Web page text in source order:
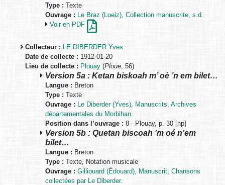
Type : Texte
Ouvrage :
Le Braz (Loeiz), Collection manuscrite, s.d.
Voir en PDF
Collecteur :
LE DIBERDER Yves
Date de collecte : 1912-01-20
Lieu de collecte : Plouay (Ploue , 56)
Version 5a : Ketan biskoah m’ oè ’n em bilet…
Langue : Breton
Type : Texte
Ouvrage :
Le Diberder (Yves), Manuscrits, Archives
départementales du Morbihan.
Position dans l’ouvrage : 8 - Plouay, p. 30 [np]
Version 5b : Quetan biscoah ’m oé n’em
bilet…
Langue : Breton
Type : Texte, Notation musicale
Ouvrage : Gilliouard (Édouard), Manuscrit, Chansons
collectées par Le Diberder.